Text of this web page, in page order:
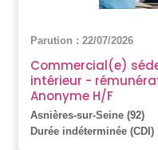
Parution : 22/07/2026
Commercial(e)
intérieur -
Anonyme H/F
Asnières-sur-Seine (92)
Durée indéterminée (CDI)